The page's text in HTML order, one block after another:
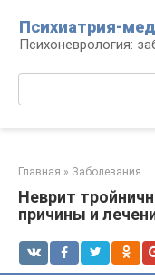
контенту
Психиатрия-мед
Психоневрология:
Главная » Заболевания
Неврит
причины и